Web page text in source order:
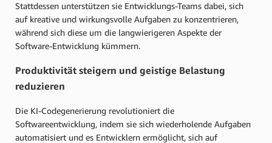
Stattdessen unterstützen sie Entwicklungs-Teams dabei, sich
auf kreative und wirkungsvolle Aufgaben zu konzentrieren,
während sich diese um die langwierigeren Aspekte der
Software-Entwicklung kümmern.
Produktivität steigern und geistige Belastung
reduzieren
Die KI-Codegenerierung revolutioniert die
Softwareentwicklung, indem sie sich wiederholende Aufgaben
automatisiert und es Entwicklern ermöglicht, sich auf